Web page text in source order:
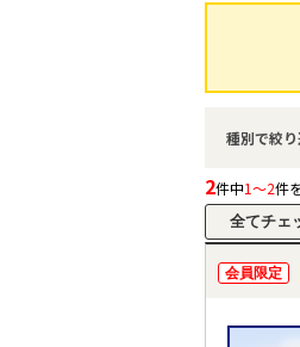
種別で絞
2件中1～2件
会員限定